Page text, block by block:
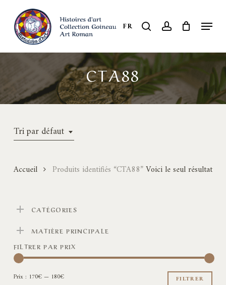
main
content
FR search account Menu
CTA88
Tri par défaut
Voici le seul résultat
Accueil Produits identifiés “CTA88”
CATÉGORIES
MATIÈRE PRINCIPALE
FILTRER PAR PRIX
FILTRER
Prix : 170€— 180€
Close